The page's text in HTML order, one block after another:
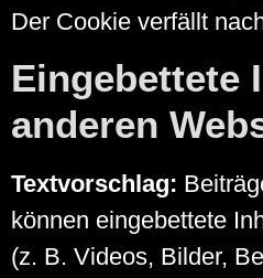
Der Cookie verfällt
Eingebettete
anderen
Textvorschlag:
können eingebettete
(z. B. Videos, Bilder,